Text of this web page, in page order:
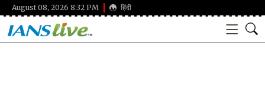
August 08, 2026 8:32 PM हिंदी